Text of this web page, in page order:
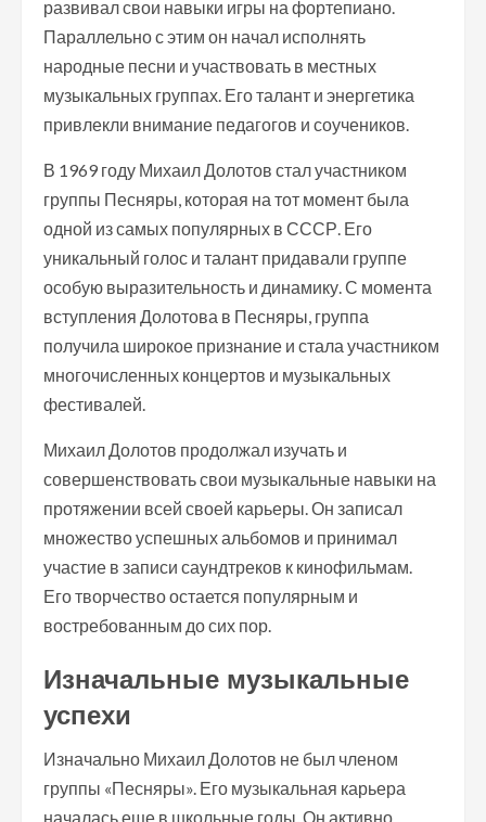
развивал свои навыки игры на фортепиано.
Параллельно с этим он начал исполнять
народные песни и участвовать в местных
музыкальных группах. Его талант и энергетика
привлекли внимание педагогов и соучеников.
В 1969 году Михаил Долотов стал участником
группы Песняры, которая на тот момент была
одной из самых популярных в СССР. Его
уникальный голос и талант придавали группе
особую выразительность и динамику. С момента
вступления Долотова в Песняры, группа
получила широкое признание и стала участником
многочисленных концертов и музыкальных
фестивалей.
Михаил Долотов продолжал изучать и
совершенствовать свои музыкальные навыки на
протяжении всей своей карьеры. Он записал
множество успешных альбомов и принимал
участие в записи саундтреков к кинофильмам.
Его творчество остается популярным и
востребованным до сих пор.
Изначальные музыкальные
успехи
Изначально Михаил Долотов не был членом
группы «Песняры». Его музыкальная карьера
началась еще в школьные годы. Он активно